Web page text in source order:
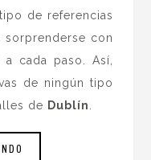
de referencias
con
cada paso. Así,
de ningún tipo
de Dublín